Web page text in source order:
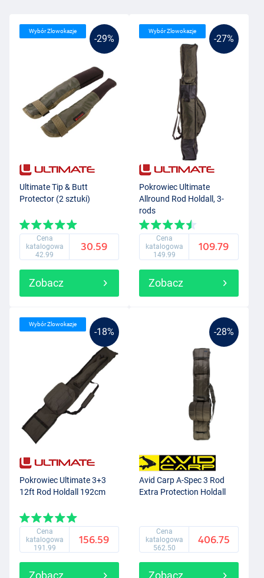
-29%
Wybór Zlowokazje
Ultimate Tip & Butt
Protector (2 sztuki)
Cena
katalogowa
42.99
30.59
Zobacz
-27%
Wybór Zlowokazje
Pokrowiec Ultimate
Allround Rod Holdall, 3-
rods
Cena
katalogowa
149.99
109.79
Zobacz
-18%
Wybór Zlowokazje
Pokrowiec Ultimate 3+3
12ft Rod Holdall 192cm
Cena
katalogowa
191.99
156.59
Zobacz
-28%
Avid Carp A-Spec 3 Rod
Extra Protection Holdall
Cena
katalogowa
562.50
406.75
Zobacz